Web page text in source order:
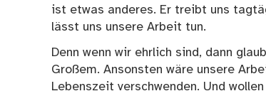
ist etwas anderes. Er treibt uns
lässt uns unsere Arbeit tun.
Denn wenn wir ehrlich sind, dann
Großem. Ansonsten wäre unsere
Lebenszeit verschwenden. Und